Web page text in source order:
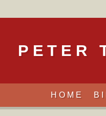
PETER
HOME